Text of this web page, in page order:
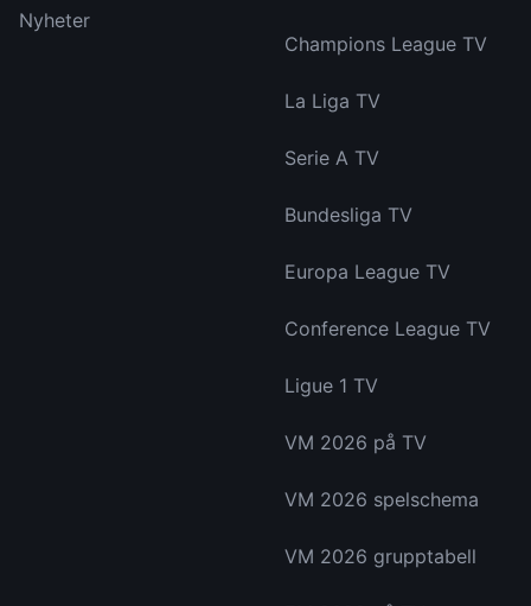
Nyheter
Champions League TV
La Liga TV
Serie A TV
Bundesliga TV
Europa League TV
Conference League TV
Ligue 1 TV
VM 2026 på TV
VM 2026 spelschema
VM 2026 grupptabell